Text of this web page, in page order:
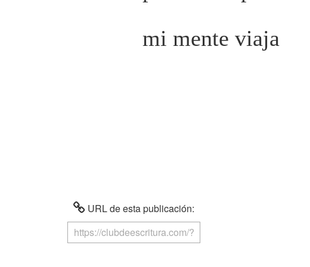
mi mente viaja
URL de esta publicación: